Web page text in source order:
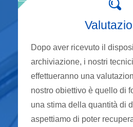
Dopo aver ricevuto il
archiviazione, i nostri
effettueranno una
nostro obiettivo è quello di
una stima della quantità di
aspettiamo di poter